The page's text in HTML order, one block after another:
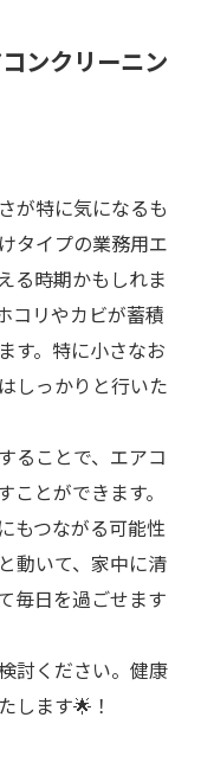
ンクリーニン
が特に気になるも
タイプの業務用エ
る時期かもしれま
コリやカビが蓄積
す。特に小さなお
しっかりと行いた
ることで、エアコ
とができます。
もつながる可能性
動いて、家中に清
毎日を過ごせます
討ください。健康
いたします🌟！